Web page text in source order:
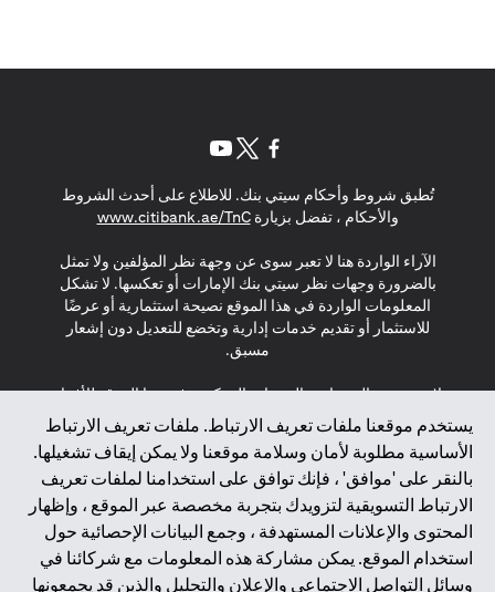
يستخدم موقعنا ملفات تعريف الارتباط. ملفات تعريف الارتباط
الأساسية مطلوبة لأمان وسلامة موقعنا ولا يمكن إيقاف تشغيلها.
بالنقر على 'موافق' ، فإنك توافق على استخدامنا لملفات تعريف
الارتباط التسويقية لتزويدك بتجربة مخصصة عبر الموقع ، وإظهار
المحتوى والإعلانات المستهدفة ، وجمع البيانات الإحصائية حول
استخدام الموقع. يمكن مشاركة هذه المعلومات مع شركائنا في
وسائل التواصل الاجتماعي والإعلان والتحليل والذين قد يجمعونها
تُطبق شروط وأحكام سيتي بنك. للاطلاع على أحدث الشروط
والأحكام ، تفضل بزيارةwww.citibank.ae/TnC
(opens in a new tab)
الآراء الواردة هنا لا تعبر سوى عن وجهة نظر المؤلفين ولا تمثل
بالضرورة وجهات نظر سيتي بنك الإمارات أو تعكسها. لا تشكل
المعلومات الواردة في هذا الموقع نصيحة استثمارية أو عرضًا
للاستثمار أو تقديم خدمات إدارية وتخضع للتعديل دون إشعار
مسبق.
لا يتم تقديم المنتجات والخدمات المذكورة في هذا الموقع للأفراد
المقيمين في الاتحاد الأوروبي أو المنطقة الاقتصادية الأوروبية أو
سويسرا أو غيرنسي أو جيرسي أو موناكو أو سان مارينو أو
الفاتيكان أو جزيرة مان أو المملكة المتحدة أو خصوصية البيانات
(لائحة حماية البيانات العامة \ قانون حماية البيانات الشخصية
العامة \ قانون خصوصية نيوزيلندا). المحتوى الموجود في هذه
الصفحة ليس ولا ينبغي تفسيره على أنه عرض أو دعوة أو دعوة
لشراء أو بيع أي من المنتجات والخدمات المذكورة هنا لمثل هؤلاء
الأفراد.